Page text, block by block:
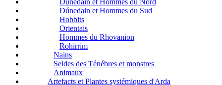
Dúnedain et Hommes du Sud
Hobbits
Orientais
Hommes du Rhovanion
Rohirrim
Nains
Seides des Ténébres et monstres
Animaux
Artefacts et Plantes systémiques d'Arda